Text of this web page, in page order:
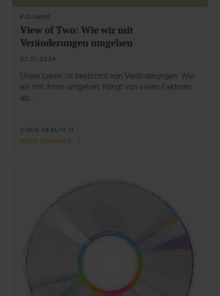
KOLUMNE
View of Two: Wie wir mit
Veränderungen umgehen
02.01.2024
Unser Leben ist bestimmt von Veränderungen. Wie
wir mit ihnen umgehen, hängt von vielen Faktoren
ab.…
VISUS HEALTH IT
MEHR ERFAHREN